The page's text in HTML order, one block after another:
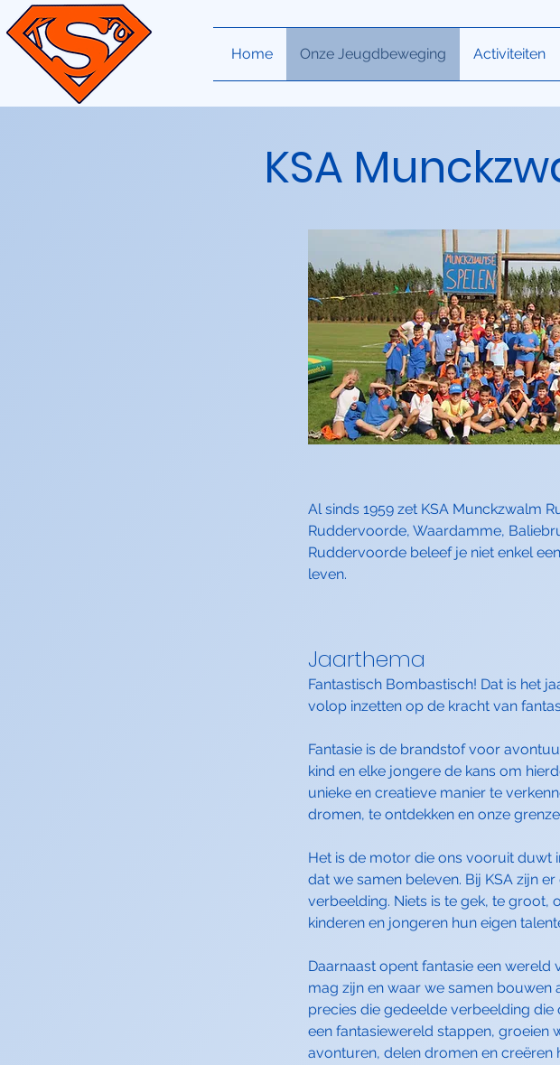
Home Onze Jeugdbeweging Activiteiten
KSA
Al sinds 1959 zet KSA Munckzwalm
Ruddervoorde, Waardamme,
Ruddervoorde beleef je niet enkel
leven.
Jaarthema
Fantastisch Bombastisch! Dat is het
volop inzetten op de kracht van
Fantasie is de brandstof voor
kind en elke jongere de kans om
unieke en creatieve manier te
dromen, te ontdekken en onze
Het is de motor die ons vooruit duwt
dat we samen beleven. Bij KSA zijn
verbeelding. Niets is te gek, te groot,
kinderen en jongeren hun eigen
Daarnaast opent fantasie een wereld
mag zijn en waar we samen bouwen
precies die gedeelde verbeelding die
een fantasiewereld stappen, groeien
avonturen, delen dromen en creëren